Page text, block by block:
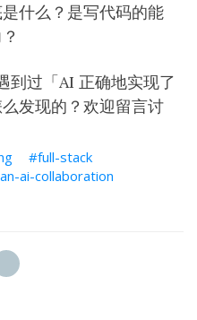
什么？是写代码的能
到过「AI 正确地实现了
发现的？欢迎留言讨
full-stack
ai-collaboration